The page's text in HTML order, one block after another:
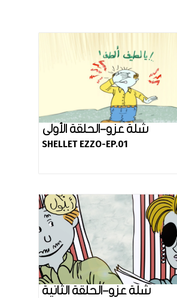
شلة عزو-الحلقة الأولى
SHELLET EZZO-EP.01
شلة عزو-الحلقة الثانية